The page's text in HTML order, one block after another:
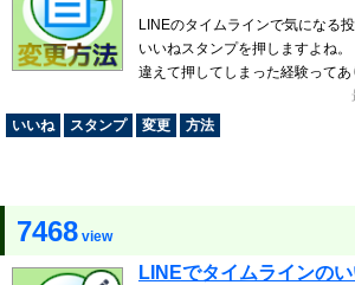
LINEのタイムラインで気になる
いいねスタンプを押しますよね
違えて押してしまった経験って
いいね
スタンプ 変更 方法
7468 view
LINEでタイムラインの